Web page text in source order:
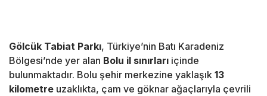
Gölcük Tabiat Parkı, Türkiye’nin Batı Karadeniz
Bölgesi’nde yer alan Bolu il sınırları içinde
bulunmaktadır. Bolu şehir merkezine yaklaşık 13
kilometre uzaklıkta, çam ve göknar ağaçlarıyla çevrili